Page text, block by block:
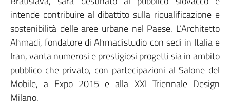
intende contribuire al dibattito sulla riqualificazione e
sostenibilità delle aree urbane nel Paese. L’Architetto
Ahmadi, fondatore di Ahmadistudio con sedi in Italia e
Iran, vanta numerosi e prestigiosi progetti sia in ambito
pubblico che privato, con partecipazioni al Salone del
Mobile, a Expo 2015 e alla XXI Triennale Design
Milano.